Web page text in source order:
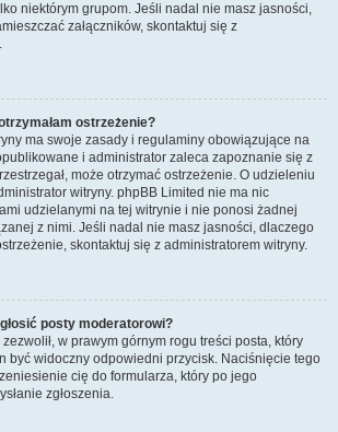
niektórym grupom. Jeśli nadal nie masz jasności,
załączników, skontaktuj się z
ostrzeżenie?
ma swoje zasady i regulaminy obowiązujące na
i administrator zaleca zapoznanie się z
może otrzymać ostrzeżenie. O udzieleniu
witryny. phpBB Limited nie ma nic
udzielanymi na tej witrynie i nie ponosi żadnej
z nimi. Jeśli nadal nie masz jasności, dlaczego
skontaktuj się z administratorem witryny.
posty moderatorowi?
w prawym górnym rogu treści posta, który
być widoczny odpowiedni przycisk. Naciśnięcie tego
cię do formularza, który po jego
zgłoszenia.